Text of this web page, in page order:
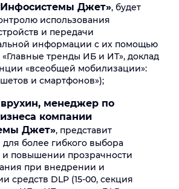
Джет», будет
использования
и передачи
информации с их помощью
«Главные тренды ИБ и ИТ», доклад
«всеобщей мобилизации»:
и смартфонов»);
менеджер по
компании
Джет», представит
более гибкого выбора
и повышении прозрачности
при внедрении и
средств DLP (15-00, секция